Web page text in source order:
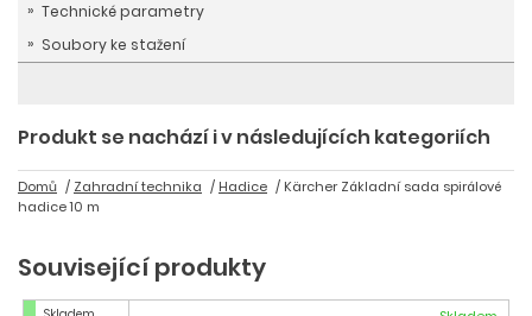
Technické parametry
Soubory ke stažení
Produkt se nachází i v následujících kategoriích
Domů Zahradní technika Hadice
Kärcher Základní sada spirálové
hadice 10 m
Související produkty